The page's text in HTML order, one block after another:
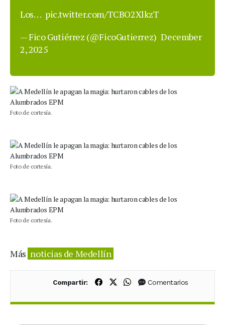
Los… pic.twitter.com/TCBO2XlkzT
— Fico Gutiérrez (@FicoGutierrez) December
2, 2025
Foto de cortesía.
Foto de cortesía.
Foto de cortesía.
Más noticias de Medellín
Compartir: Compartir en Facebook
Compartir en X (Twitter)
Compartir en WhatsApp
Comentarios